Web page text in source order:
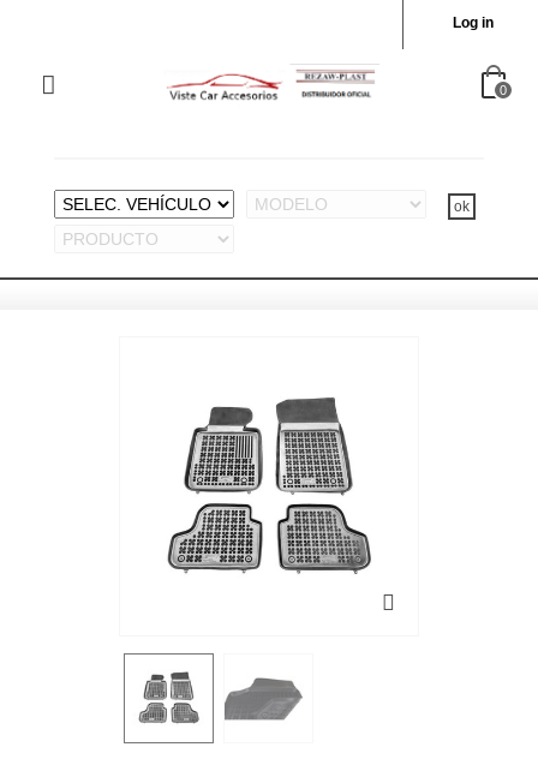
Log in
0